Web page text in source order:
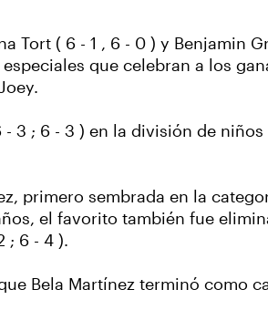
Tort ( 6 - 1 , 6 - 0 ) y Benjamin
que celebran a los
3 ; 6 - 3 ) en la división de niños
primero sembrada en la
el favorito también fue
; 6 - 4 ).
Bela Martínez terminó como